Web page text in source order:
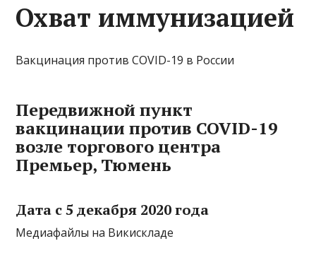
Охват иммунизацией
Вакцинация против COVID-19 в России
Передвижной пункт
вакцинации против COVID-19
возле торгового центра
Премьер, Тюмень
Дата с 5 декабря 2020 года
Медиафайлы на Викискладе